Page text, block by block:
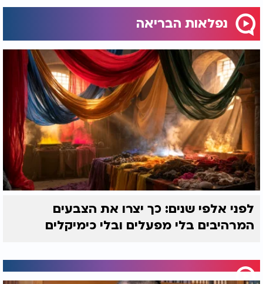
נפלאות הבריאה
לפני אלפי שנים: כך יצרו את הצבעים
המרהיבים בלי מפעלים ובלי כימיקלים